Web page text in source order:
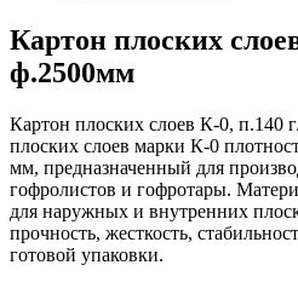
Картон плоских
ф.2500мм
Картон плоских слоев К-0, п.140
плоских слоев марки К-0
мм, предназначенный для
гофролистов и гофротары.
для наружных и внутренних
прочность, жесткость,
готовой упаковки.